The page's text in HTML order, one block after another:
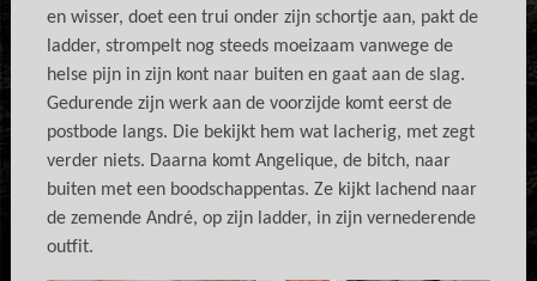
en wisser, doet een trui onder zijn schortje aan, pakt de
ladder, strompelt nog steeds moeizaam vanwege de
helse pijn in zijn kont naar buiten en gaat aan de slag.
Gedurende zijn werk aan de voorzijde komt eerst de
postbode langs. Die bekijkt hem wat lacherig, met zegt
verder niets. Daarna komt Angelique, de bitch, naar
buiten met een boodschappentas. Ze kijkt lachend naar
de zemende André, op zijn ladder, in zijn vernederende
outfit.